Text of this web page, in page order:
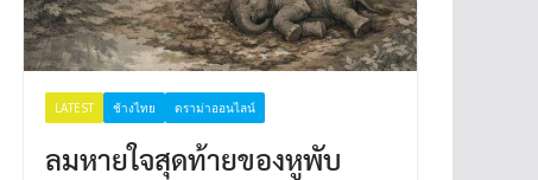
LATEST ช้างไทย ดราม่าออนไลน์
ลมหายใจสุดท้ายของหูพับ